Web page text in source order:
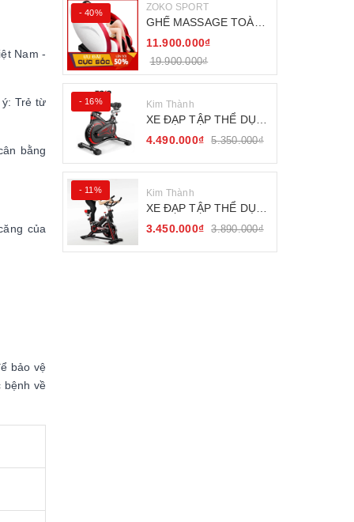
Nam -
Trẻ từ
bằng
của
bảo vệ
bệnh về
- 40% ZOKO SPORT
GHẾ MASSAGE TOÀN
THÂN ZOKO 68
11.900.000₫
19.900.000₫
- 16% Kim Thành
XE ĐẠP TẬP THỂ DỤC
FITNESS BÁNH ĐÀ
4.490.000₫ 5.350.000₫
- 11% Kim Thành
XE ĐẠP TẬP THỂ DỤC
SEJAN GH-709
3.450.000₫ 3.890.000₫